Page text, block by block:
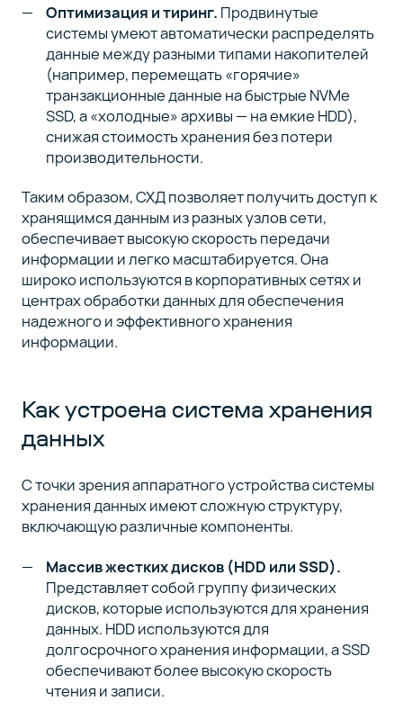
Полный
список
курса
(10)
Оптимизация и тиринг. Продвинутые
системы умеют автоматически распределять
данные между разными типами накопителей
(например, перемещать «горячие»
транзакционные данные на быстрые NVMe
SSD, а «холодные» архивы — на емкие HDD),
снижая стоимость хранения без потери
производительности.
Таким образом, СХД позволяет получить доступ к
хранящимся данным из разных узлов сети,
обеспечивает высокую скорость передачи
информации и легко масштабируется. Она
широко используются в корпоративных сетях и
центрах обработки данных для обеспечения
надежного и эффективного хранения
информации.
Как устроена система хранения
данных
С точки зрения аппаратного устройства системы
хранения данных имеют сложную структуру,
включающую различные компоненты.
Массив жестких дисков (HDD или SSD).
Представляет собой группу физических
дисков, которые используются для хранения
данных. HDD используются для
долгосрочного хранения информации, а SSD
обеспечивают более высокую скорость
чтения и записи.